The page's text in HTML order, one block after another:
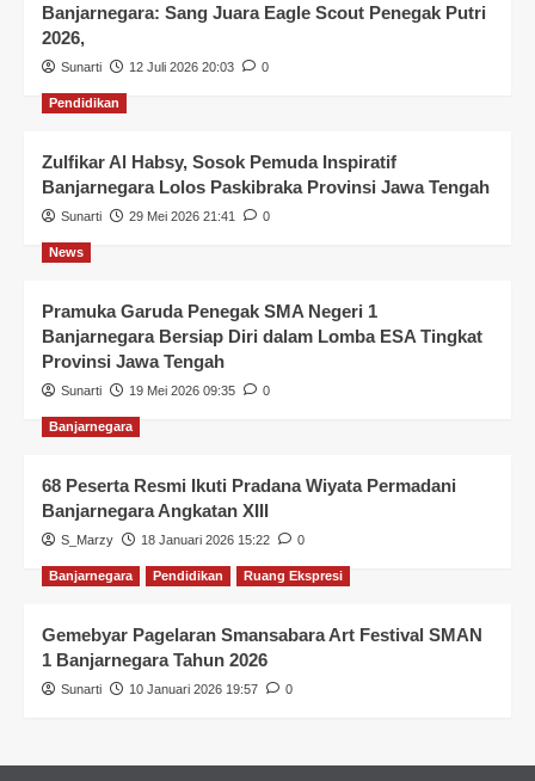
Banjarnegara: Sang Juara Eagle Scout Penegak Putri
2026,
Sunarti 12 Juli 2026 20:03 0
Pendidikan
Zulfikar Al Habsy, Sosok Pemuda Inspiratif
Banjarnegara Lolos Paskibraka Provinsi Jawa Tengah
Sunarti 29 Mei 2026 21:41 0
News
Pramuka Garuda Penegak SMA Negeri 1
Banjarnegara Bersiap Diri dalam Lomba ESA Tingkat
Provinsi Jawa Tengah
Sunarti 19 Mei 2026 09:35 0
Banjarnegara
68 Peserta Resmi Ikuti Pradana Wiyata Permadani
Banjarnegara Angkatan XIII
S_Marzy 18 Januari 2026 15:22 0
Banjarnegara Pendidikan Ruang Ekspresi
Gemebyar Pagelaran Smansabara Art Festival SMAN
1 Banjarnegara Tahun 2026
Sunarti 10 Januari 2026 19:57 0